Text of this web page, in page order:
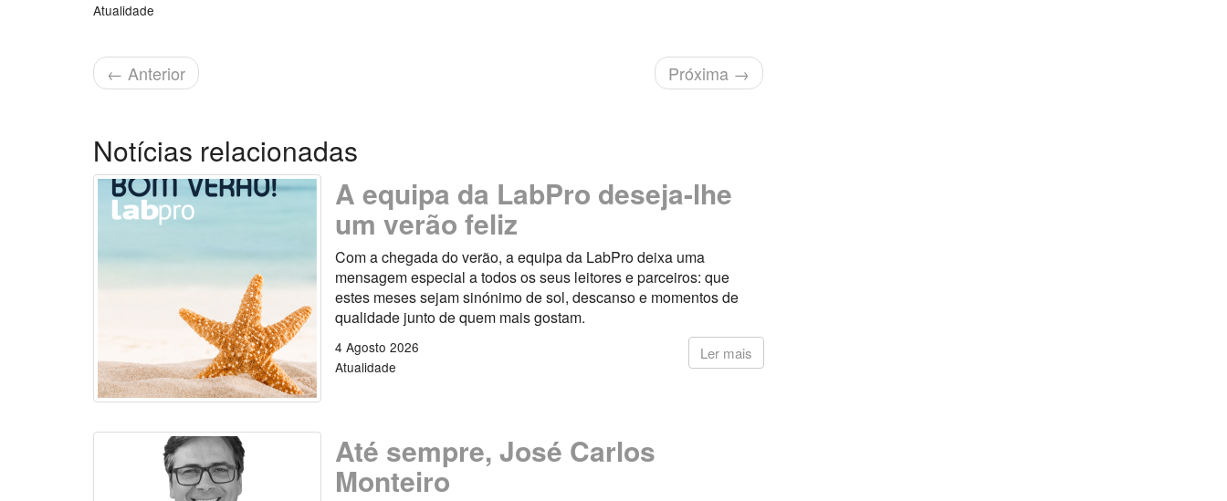
Atualidade
← Anterior Próxima →
Notícias relacionadas
A equipa da LabPro deseja-lhe
um verão feliz
Com a chegada do verão, a equipa da LabPro deixa uma
mensagem especial a todos os seus leitores e parceiros: que
estes meses sejam sinónimo de sol, descanso e momentos de
qualidade junto de quem mais gostam.
Ler mais
4 Agosto 2026
Atualidade
Até sempre, José Carlos
Monteiro